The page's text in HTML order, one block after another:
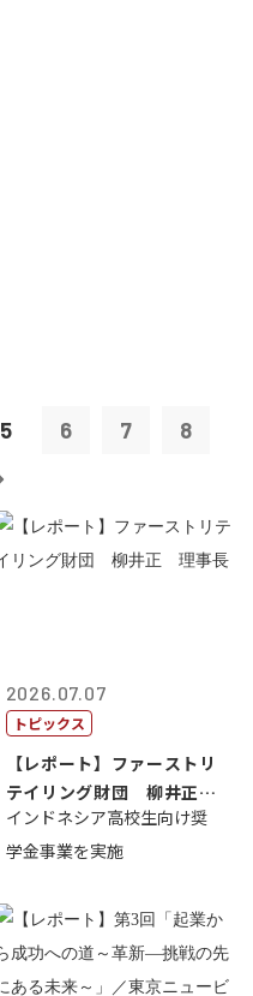
5 6 7 8
2026.07.07
トピックス
【レポート】ファーストリ
テイリング財団 柳井正
理事長
インドネシア高校生向け奨
学金事業を実施